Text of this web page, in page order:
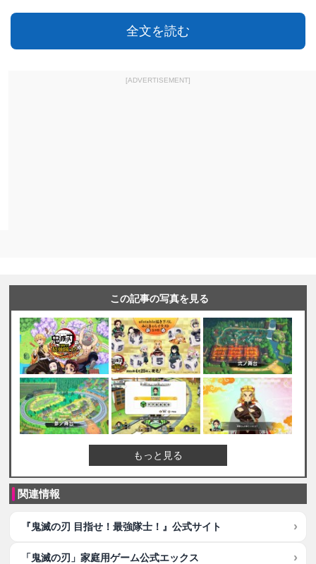
全文を読む
[ADVERTISEMENT]
この記事の写真を見る
もっと見る
関連情報
『鬼滅の刃 目指せ！最強隊士！』公式サイト
「鬼滅の刃」家庭用ゲーム公式エックス